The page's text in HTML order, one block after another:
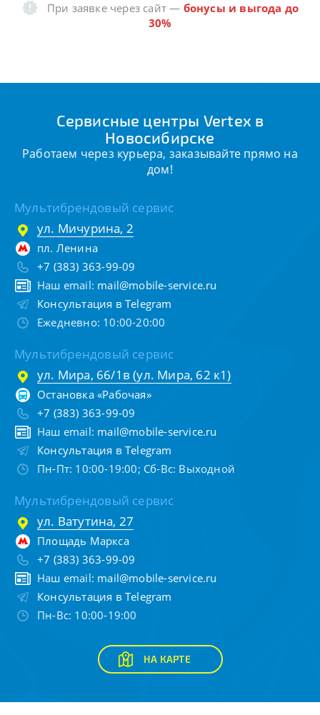
При заявке через сайт— бонусы и выгода до
30%
Сервисные центры Vertex в
Новосибирске
Работаем через курьера, заказывайте прямо на
дом!
Мультибрендовый сервис
ул. Мичурина, 2
пл. Ленина
+7 (383) 363-99-09
Наш email: mail@mobile-service.ru
Консультация в Telegram
Ежедневно: 10:00-20:00
Мультибрендовый сервис
ул. Мира, 66/1в (ул. Мира, 62 к1)
Остановка «Рабочая»
+7 (383) 363-99-09
Наш email: mail@mobile-service.ru
Консультация в Telegram
Пн-Пт: 10:00-19:00; Сб-Вс: Выходной
Мультибрендовый сервис
ул. Ватутина, 27
Площадь Маркса
+7 (383) 363-99-09
Наш email: mail@mobile-service.ru
Консультация в Telegram
Пн-Вс: 10:00-19:00
НА КАРТЕ